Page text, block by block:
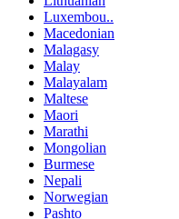
Luxembou..
Macedonian
Malagasy
Malay
Malayalam
Maltese
Maori
Marathi
Mongolian
Burmese
Nepali
Norwegian
Pashto